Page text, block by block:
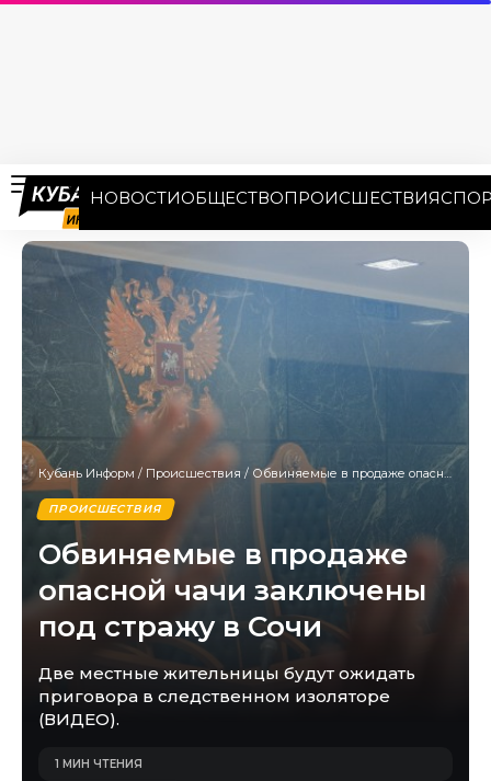
НОВОСТИОБЩЕСТВОПРОИСШЕСТВИЯ
Кубань Информ / Происшествия / Обвиняемые в продаже опасной чачи заключены под стражу в Сочи
ПРОИСШЕСТВИЯ
Обвиняемые в продаже
опасной чачи заключены
под стражу в Сочи
Две местные жительницы будут ожидать
приговора в следственном изоляторе
(ВИДЕО).
1 МИН ЧТЕНИЯ